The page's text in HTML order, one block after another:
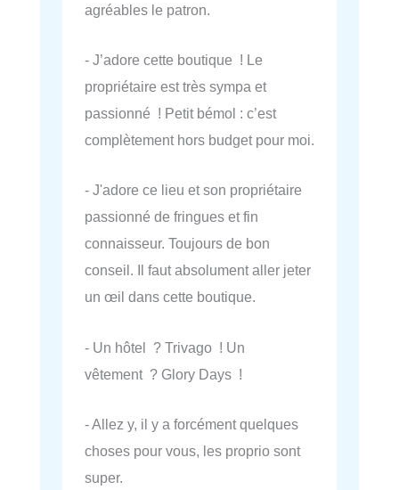
agréables le patron.
- J’adore cette boutique ! Le
propriétaire est très sympa et
passionné ! Petit bémol : c’est
complètement hors budget pour moi.
- J'adore ce lieu et son propriétaire
passionné de fringues et fin
connaisseur. Toujours de bon
conseil. Il faut absolument aller jeter
un œil dans cette boutique.
- Un hôtel ? Trivago ! Un
vêtement ? Glory Days !
- Allez y, il y a forcément quelques
choses pour vous, les proprio sont
super.